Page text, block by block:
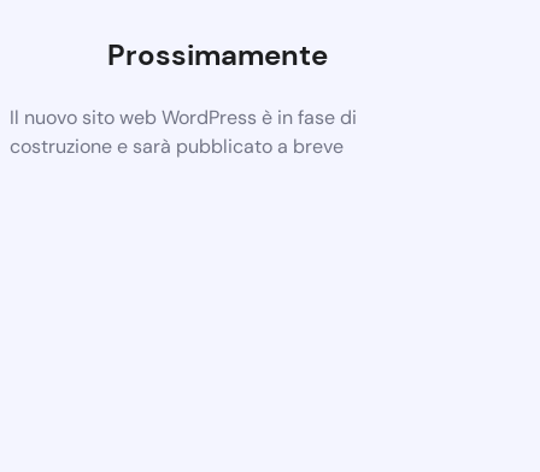
Prossimamente
Il nuovo sito web WordPress è in fase di
costruzione e sarà pubblicato a breve